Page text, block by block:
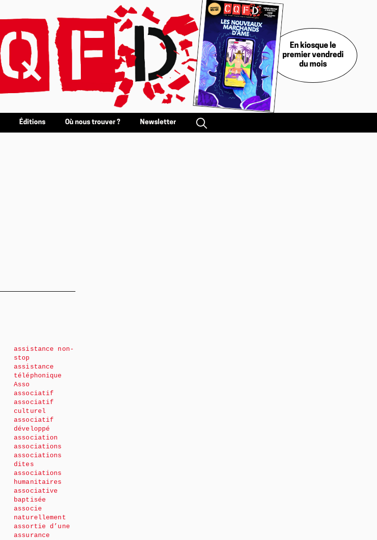
En kiosque le
premier vendredi
du mois
Éditions Où nous trouver ? Newsletter
assistance non-
stop
assistance
téléphonique
Asso
associatif
associatif
culturel
associatif
développé
association
associations
associations
dites
associations
humanitaires
associative
baptisée
associe
naturellement
assortie d’une
assurance